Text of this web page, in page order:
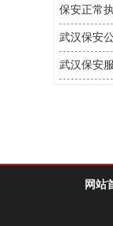
保安正常
武汉保安
武汉保安
网站